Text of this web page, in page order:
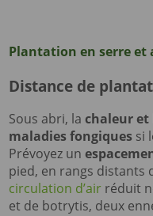
Plantation en serre et
Distance de
Sous abri, lachaleur et
maladies fongiques si
Prévoyez un
pied, en rangs distants
circulation d’air réduit
et de botrytis, deux